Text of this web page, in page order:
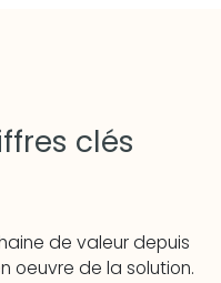
clés​
de valeur depuis
oeuvre de la solution.